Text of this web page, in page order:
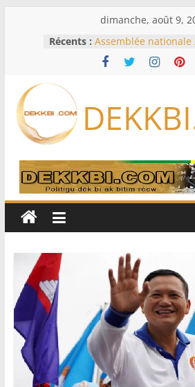
dimanche, août 9,
Récents : Assemblée nationale
extraordinaire: Six
d’enquête à l’ordre
Bénin: Patrice Talon
du Sénat, moins de
Pakistan et la
accord de défense
RD Congo: Kinshasa
exportations de
production